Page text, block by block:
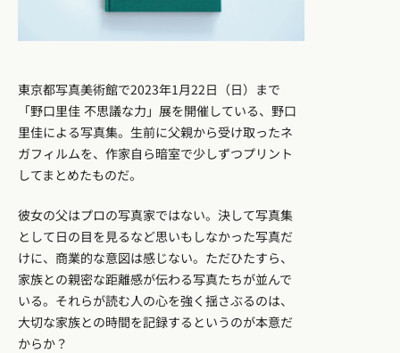
東京都写真美術館で2023年1月22日（日）まで
「野口里佳 不思議な力」展を開催している、野口
里佳による写真集。生前に父親から受け取ったネ
ガフィルムを、作家自ら暗室で少しずつプリント
してまとめたものだ。
彼女の父はプロの写真家ではない。決して写真集
として日の目を見るなど思いもしなかった写真だ
けに、商業的な意図は感じない。ただひたすら、
家族との親密な距離感が伝わる写真たちが並んで
いる。それらが読む人の心を強く揺さぶるのは、
大切な家族との時間を記録するというのが本意だ
からか？